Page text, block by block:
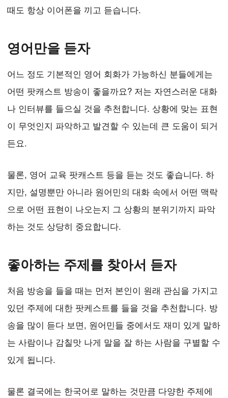
때도 항상 이어폰을 끼고 듣습니다.
영어만을 듣자
어느 정도 기본적인 영어 회화가 가능하신 분들에게는
어떤 팟캐스트 방송이 좋을까요? 저는 자연스러운 대화
나 인터뷰를 들으실 것을 추천합니다. 상황에 맞는 표현
이 무엇인지 파악하고 발견할 수 있는데 큰 도움이 되거
든요.
물론, 영어 교육 팟캐스트 등을 듣는 것도 좋습니다. 하
지만, 설명뿐만 아니라 원어민의 대화 속에서 어떤 맥락
으로 어떤 표현이 나오는지 그 상황의 분위기까지 파악
하는 것도 상당히 중요합니다.
좋아하는 주제를 찾아서 듣자
처음 방송을 들을 때는 먼저 본인이 원래 관심을 가지고
있던 주제에 대한 팟케스트를 들을 것을 추천합니다. 방
송을 많이 듣다 보면, 원어민들 중에서도 재미 있게 말하
는 사람이나 감칠맛 나게 말을 잘 하는 사람을 구별할 수
있게 됩니다.
물론 결국에는 한국어로 말하는 것만큼 다양한 주제에